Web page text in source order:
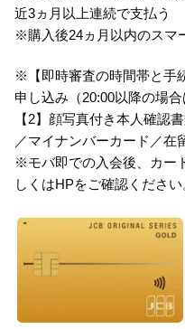
近3ヵ月以上連続で支払う
※購入後24ヵ月以内のスマ
※【即時審査の時間帯と手
申し込み（20:00以降の場合
【2】顔写真付き本人確認
／マイナンバーカード／在
※モバ即での入会後、カー
しくはHPをご確認ください